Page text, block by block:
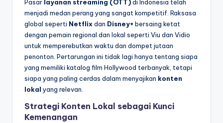
Pasar layanan streaming (OTT)di Indonesia telah
menjadi medan perang yang sangat kompetitif. Raksasa
global seperti Netflix dan Disney+ bersaing ketat
dengan pemain regional dan lokal seperti Viu dan Vidio
untuk memperebutkan waktu dan dompet jutaan
penonton. Pertarungan ini tidak lagi hanya tentang siapa
yang memiliki katalog film Hollywood terbanyak, tetapi
siapa yang paling cerdas dalam menyajikan konten
lokal yang relevan.
Strategi Konten Lokal sebagai Kunci
Kemenangan